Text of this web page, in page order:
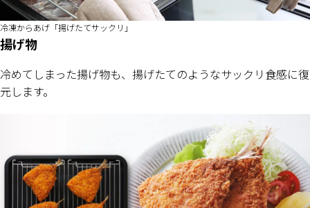
冷凍からあげ「揚げたてサックリ」
揚げ物
冷めてしまった揚げ物も、揚げたてのようなサックリ食感に復
元します。